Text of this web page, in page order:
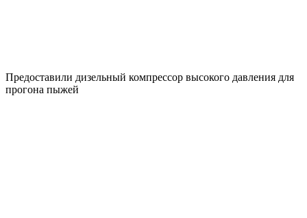
Предоставили дизельный компрессор высокого давления для
прогона пыжей